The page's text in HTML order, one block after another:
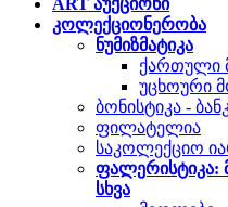
კოლექციონერობა
ნუმიზმატიკა
ქართული
უცხოური
ბონისტიკა -
ფილატელია
საკოლექციო
ფალერისტიკა:
სხვა